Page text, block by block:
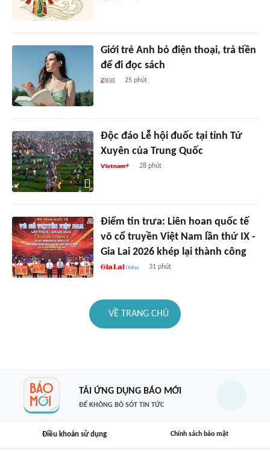
Giới trẻ Anh bỏ điện thoại, trả tiền
để đi đọc sách
25 phút
Độc đáo Lễ hội đuốc tại tỉnh Tứ
Xuyên của Trung Quốc
28 phút
Điểm tin trưa: Liên hoan quốc tế
võ cổ truyền Việt Nam lần thứ IX -
Gia Lai 2026 khép lại thành công
31 phút
VỀ TRANG CHỦ
TẢI ỨNG DỤNG BÁO MỚI
ĐỂ KHÔNG BỎ SÓT TIN TỨC
Điều khoản sử dụng Chính sách bảo mật